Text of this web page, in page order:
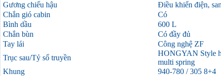
Gương chiếu hậu
Điều khiển điện,
Chắn gió cabin
Có
Bình dầu
600 L
Chắn bùn
Có đầy đủ
Tay lái
Công nghệ ZF
Trục sau/Tỷ số truyền
HONGYAN Style
multi spring
Khung
940-780 / 305 8+4